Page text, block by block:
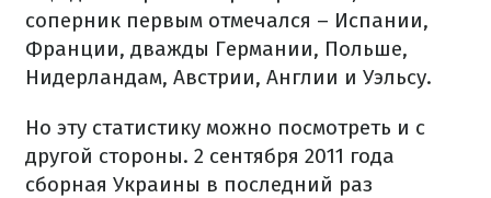
соперник первым отмечался – Испании,
Франции, дважды Германии, Польше,
Нидерландам, Австрии, Англии и Уэльсу.
Но эту статистику можно посмотреть и с
другой стороны. 2 сентября 2011 года
сборная Украины в последний раз